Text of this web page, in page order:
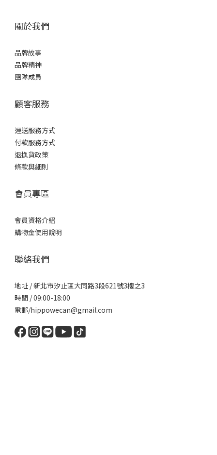
關於我們
品牌故事
品牌精神
團隊成員
顧客服務
運送服務方式
付款服務方式
退換貨政策
條款與細則
會員專區
會員資格介紹
購物金使用說明
聯絡我們
地址 / 新北市汐止區大同路3段621號3樓之3
時間 / 09:00-18:00
電郵/hippowecan@gmail.com